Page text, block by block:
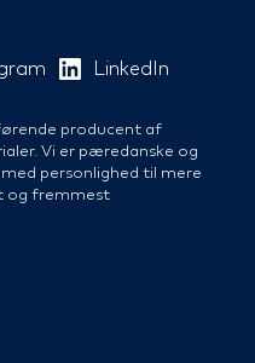
LinkedIn
producent af
Vi er pæredanske og
personlighed til mere
og fremmest